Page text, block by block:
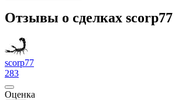
Отзывы о сделках scorp77
scorp77
283
Оценка